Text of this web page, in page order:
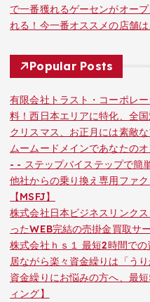
で一番獲れるゲーセンがオー
れる！今一番オススメの店舗は
Popular Posts
有限会社トラスト・コーポレ
料！西日本エリアに特化、全
クリスマス、お正月には素敵
ムームードメインであなたの
- - ステップバイステップで簡
他社からの乗り換え専用ファ
【MSFJ】
株式会社日本ビジネスリンク
ったWEB完結の売掛金買取サ
株式会社ｈｓ１ 最短2時間で
居ながら楽々資金繰りは「うり
資金繰りにお悩みの方へ、最
ィング】